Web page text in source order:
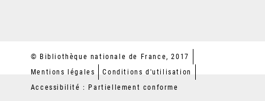
© Bibliothèque nationale de France, 2017
Mentions légales
Conditions d'utilisation
Accessibilité : Partiellement conforme